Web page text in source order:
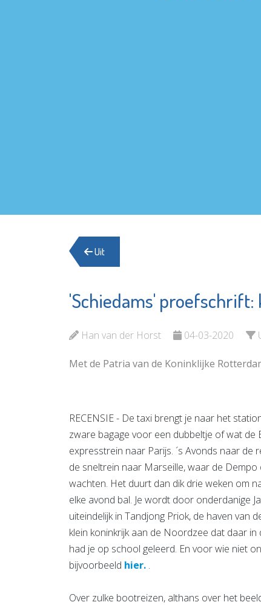
Uit
'Schiedams' proefschrift:
Han van der Horst 04-03-2020
Met de Patria van de Koninklijke
RECENSIE - De taxi brengt je naar het
zware bagage voor een dubbeltje of wat de
expresstrein naar Parijs. ´s Avonds naar de
de sneltrein naar Marseille, waar de
wachten. Het duurt dan dik drie weken om
elke avond bal. Je wordt door onderdanige
uiteindelijk in Tandjong Priok, de haven van
klein koninkrijk aan de Noordzee dat daar
had je op school geleerd. En voor wie niet
bijvoorbeeld hier. .
Over zulke bootreizen, althans over het
Stichting Primo
Schiedam
Bekijk de pagina